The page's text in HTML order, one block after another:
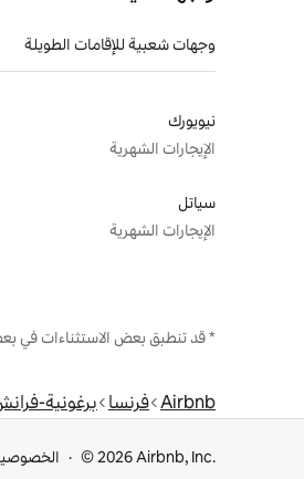
وجهات شعبية للإقامات الطويلة
نيويورك
الإيجارات الشهرية
سياتل
الإيجارات الشهرية
* قد تنطبق بعض الاستثناءات في
Airbnb فرنسا برغونية-
© 2026 Airbnb, Inc.